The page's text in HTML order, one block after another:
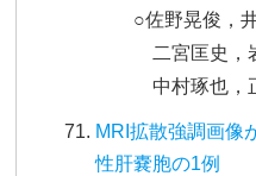
○佐野晃俊，
二宮匡史，
中村琢也
MRI拡散強調画像
性肝嚢胞の1例